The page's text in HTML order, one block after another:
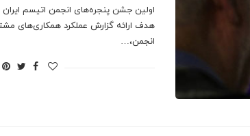
هدف ارائه گزارش عملکرد همکاری‌های
انجمن،…